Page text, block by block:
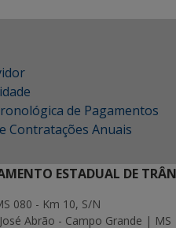
de Pagamentos
Contratações Anuais
ESTADUAL DE
080 - Km 10, S/N
Abrão - Campo Grande | MS